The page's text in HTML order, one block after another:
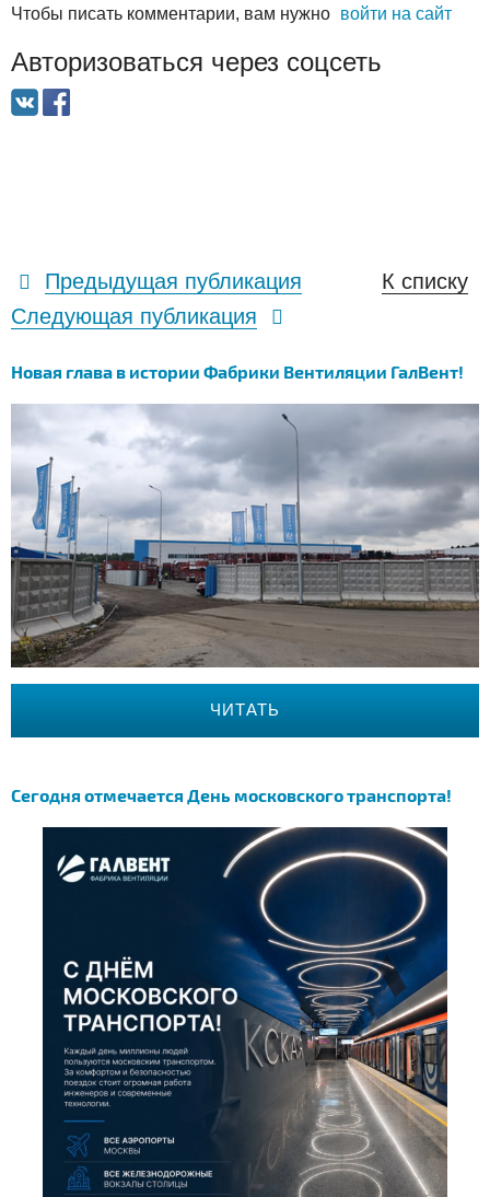
Чтобы писать комментарии, вам нужно войти на сайт
Авторизоваться через соцсеть
Предыдущая публикация
К списку
Следующая публикация
Новая глава в истории Фабрики Вентиляции ГалВент!
ЧИТАТЬ
Сегодня отмечается День московского транспорта!